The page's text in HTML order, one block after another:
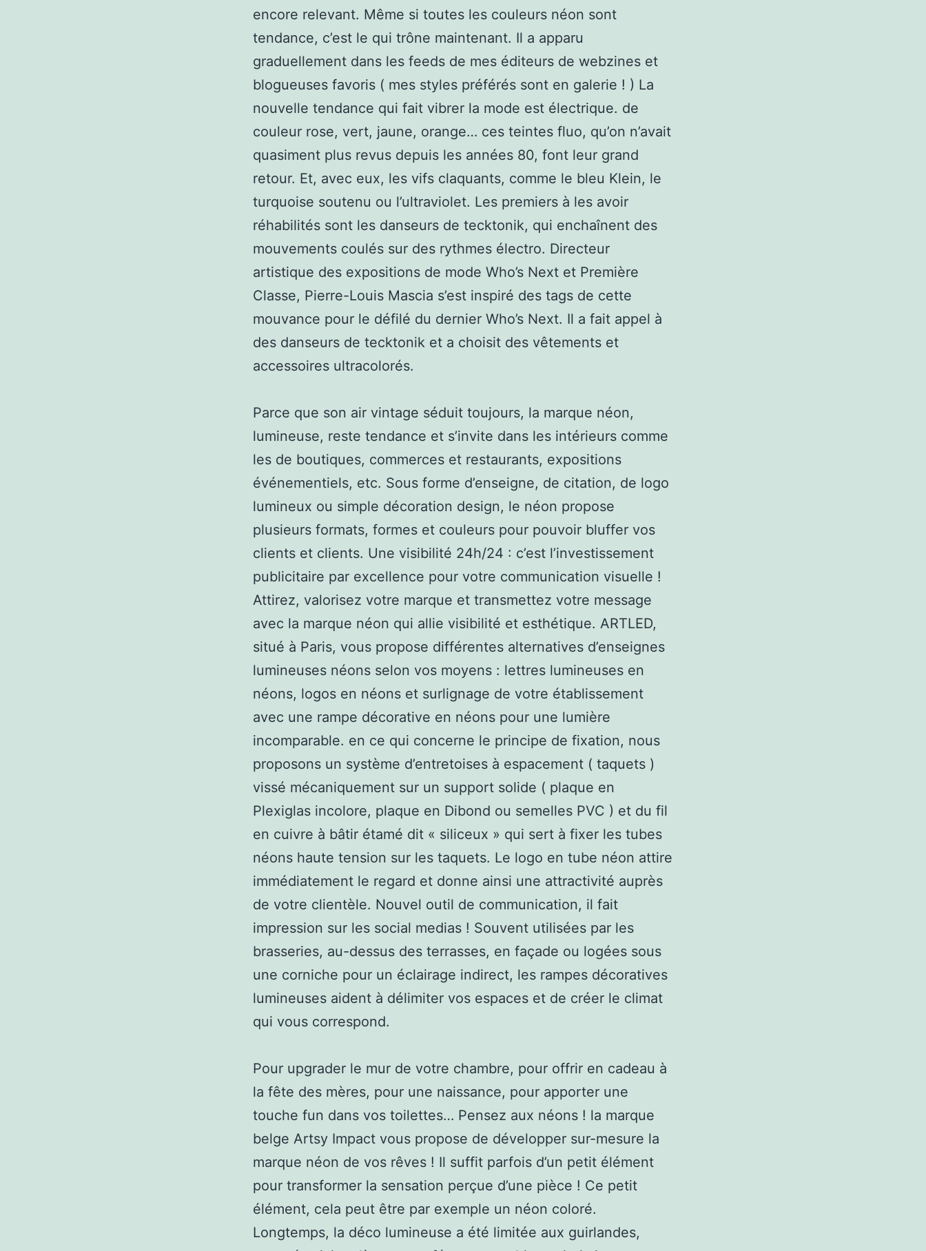
encore relevant. Même si toutes les couleurs néon sont
tendance, c’est le qui trône maintenant. Il a apparu
graduellement dans les feeds de mes éditeurs de webzines et
blogueuses favoris ( mes styles préférés sont en galerie ! ) La
nouvelle tendance qui fait vibrer la mode est électrique. de
couleur rose, vert, jaune, orange… ces teintes fluo, qu’on n’avait
quasiment plus revus depuis les années 80, font leur grand
retour. Et, avec eux, les vifs claquants, comme le bleu Klein, le
turquoise soutenu ou l’ultraviolet. Les premiers à les avoir
réhabilités sont les danseurs de tecktonik, qui enchaînent des
mouvements coulés sur des rythmes électro. Directeur
artistique des expositions de mode Who’s Next et Première
Classe, Pierre-Louis Mascia s’est inspiré des tags de cette
mouvance pour le défilé du dernier Who’s Next. Il a fait appel à
des danseurs de tecktonik et a choisit des vêtements et
accessoires ultracolorés.
Parce que son air vintage séduit toujours, la marque néon,
lumineuse, reste tendance et s’invite dans les intérieurs comme
les de boutiques, commerces et restaurants, expositions
événementiels, etc. Sous forme d’enseigne, de citation, de logo
lumineux ou simple décoration design, le néon propose
plusieurs formats, formes et couleurs pour pouvoir bluffer vos
clients et clients. Une visibilité 24h/24 : c’est l’investissement
publicitaire par excellence pour votre communication visuelle !
Attirez, valorisez votre marque et transmettez votre message
avec la marque néon qui allie visibilité et esthétique. ARTLED,
situé à Paris, vous propose différentes alternatives d’enseignes
lumineuses néons selon vos moyens : lettres lumineuses en
néons, logos en néons et surlignage de votre établissement
avec une rampe décorative en néons pour une lumière
incomparable. en ce qui concerne le principe de fixation, nous
proposons un système d’entretoises à espacement ( taquets )
vissé mécaniquement sur un support solide ( plaque en
Plexiglas incolore, plaque en Dibond ou semelles PVC ) et du fil
en cuivre à bâtir étamé dit « siliceux » qui sert à fixer les tubes
néons haute tension sur les taquets. Le logo en tube néon attire
immédiatement le regard et donne ainsi une attractivité auprès
de votre clientèle. Nouvel outil de communication, il fait
impression sur les social medias ! Souvent utilisées par les
brasseries, au-dessus des terrasses, en façade ou logées sous
une corniche pour un éclairage indirect, les rampes décoratives
lumineuses aident à délimiter vos espaces et de créer le climat
qui vous correspond.
Pour upgrader le mur de votre chambre, pour offrir en cadeau à
la fête des mères, pour une naissance, pour apporter une
touche fun dans vos toilettes… Pensez aux néons ! la marque
belge Artsy Impact vous propose de développer sur-mesure la
marque néon de vos rêves ! Il suffit parfois d’un petit élément
pour transformer la sensation perçue d’une pièce ! Ce petit
élément, cela peut être par exemple un néon coloré.
Longtemps, la déco lumineuse a été limitée aux guirlandes,